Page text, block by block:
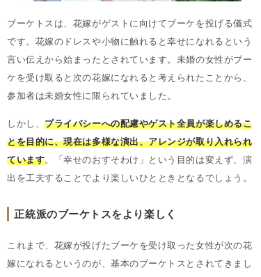
ブーケトスは、花嫁がゲストに向けてブーケを投げる儀式
です。花嫁のドレスや小物に触れると幸せになれるという
言い伝えから始まったとされています。未婚の女性がブー
ケを受け取ると次の花嫁になれると考えられたことから、
参加者は未婚女性に限られていました。
しかし、プライバシーへの配慮やゲスト全員が楽しめるこ
とを目的に、現在は多様な演出、アレンジが取り入れられ
ています。「幸せのおすそわけ」という目的は変えず、演
出を工夫することでより楽しいひとときとなるでしょう。
正統派のブーケトスをより楽しく
これまで、花嫁が投げたブーケを受け取った女性が次の花
嫁になれるというのが、基本のブーケトスとされてきまし